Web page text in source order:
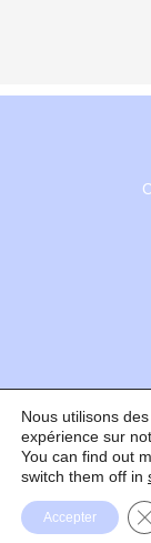
Nous utilisons
expérience sur
You can find out
switch them off in
Accepter